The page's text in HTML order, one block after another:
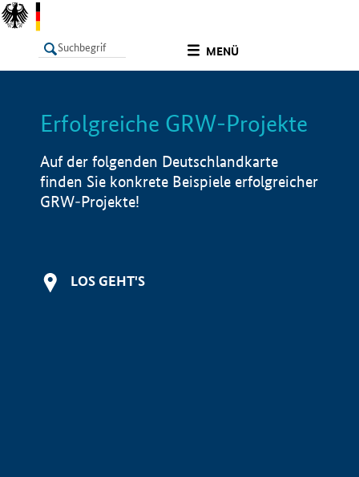
MENÜ
LISTE Info
Erfolgreiche GRW-Projekte
Auf der folgenden Deutschlandkarte
finden Sie konkrete Beispiele erfolgreicher
GRW-Projekte!
LOS GEHT'S